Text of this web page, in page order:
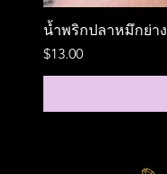
น้ำพริกปลาหมึกย่าง
ราคา
$13.00